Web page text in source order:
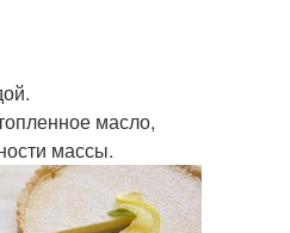
масло,
массы.